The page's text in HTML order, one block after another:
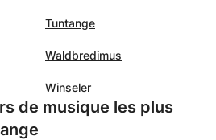
Tuntange
Waldbredimus
Winseler
de musique les plus